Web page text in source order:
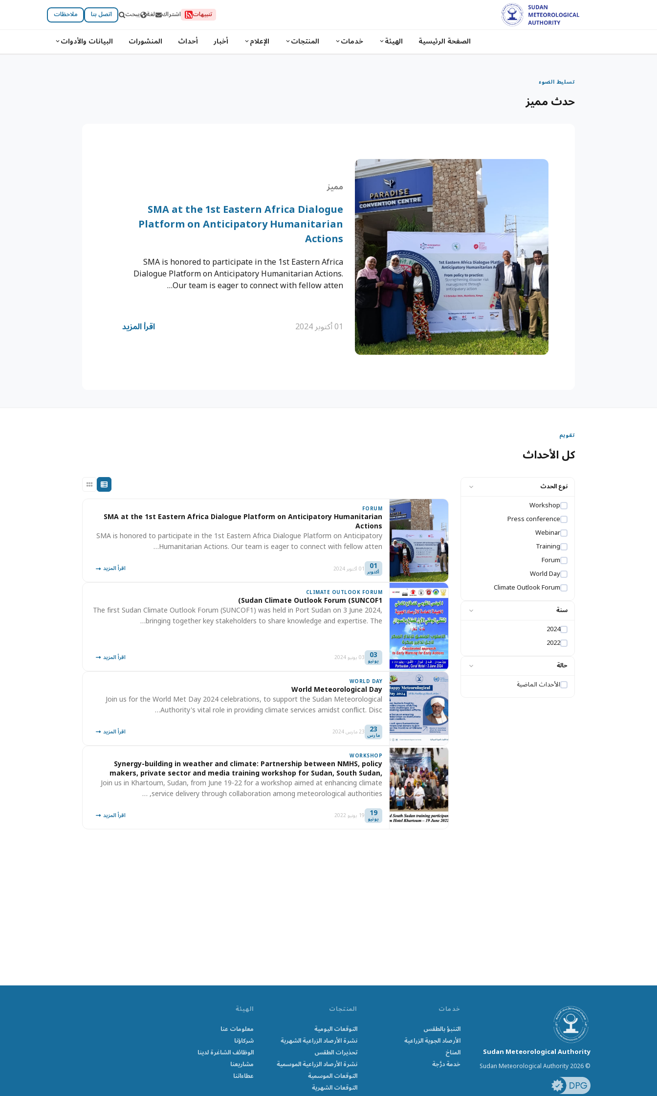
تنبيهات اشتراك لغة يبحث اتصل بنا ملاحظات
الصفحة الرئيسية الهيئة خدمات المنتجات الإعلام أخبار أحداث المنشورات البيانات والأدوات
تسليط الضوء
حدث مميز
مميز
SMA at the 1st Eastern Africa Dialogue
Platform on Anticipatory Humanitarian
Actions
SMA is honored to participate in the 1st Eastern Africa
Dialogue Platform on Anticipatory Humanitarian Actions.
Our team is eager to connect with fellow atten…
01 أكتوبر 2024 اقرأ المزيد
تقويم
كل الأحداث
نوع الحدث
Workshop
Press conference
Webinar
Training
Forum
World Day
Climate Outlook Forum
سنة
2024
2022
حالة
الأحداث الماضية
FORUM
SMA at the 1st Eastern Africa Dialogue Platform on Anticipatory Humanitarian
Actions
SMA is honored to participate in the 1st Eastern Africa Dialogue Platform on Anticipatory
Humanitarian Actions. Our team is eager to connect with fellow atten…
01
أكتوبر 01 أكتوبر 2024 اقرأ المزيد
CLIMATE OUTLOOK FORUM
Sudan Climate Outlook Forum (SUNCOF1)
The first Sudan Climate Outlook Forum (SUNCOF1) was held in Port Sudan on 3 June 2024,
bringing together key stakeholders to share knowledge and expertise. The…
03
يونيو 03 يونيو 2024 اقرأ المزيد
WORLD DAY
World Meteorological Day
Join us for the World Met Day 2024 celebrations, to support the Sudan Meteorological
Authority's vital role in providing climate services amidst conflict. Disc…
23
مارس 23 مارس 2024 اقرأ المزيد
WORKSHOP
Synergy-building in weather and climate: Partnership between NMHS, policy
makers, private sector and media training workshop for Sudan, South Sudan,
Uganda and Ethiopia.
Join us in Khartoum, Sudan, from June 19-22 for a workshop aimed at enhancing climate
service delivery through collaboration among meteorological authorities, …
19
يونيو 19 يونيو 2022 اقرأ المزيد
Sudan Meteorological Authority
© Sudan Meteorological Authority 2026
خدمات
التنبؤ بالطقس
الأرصاد الجوية الزراعية
المناخ
خدمة درَّجة
المنتجات
التوقعات اليومية
نشرة الأرصاد الزراعية الشهرية
تحذيرات الطقس
نشرة الأرصاد الزراعية الموسمية
التوقعات الموسمية
التوقعات الشهرية
الهيئة
معلومات عنا
شركاؤنا
الوظائف الشاغرة لدينا
مشاريعنا
عطاءاتنا